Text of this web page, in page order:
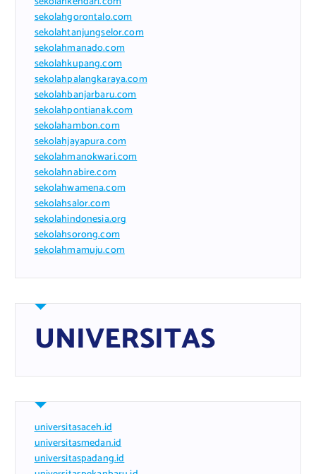
sekolahgorontalo.com
sekolahtanjungselor.com
sekolahmanado.com
sekolahkupang.com
sekolahpalangkaraya.com
sekolahbanjarbaru.com
sekolahpontianak.com
sekolahambon.com
sekolahjayapura.com
sekolahmanokwari.com
sekolahnabire.com
sekolahwamena.com
sekolahsalor.com
sekolahindonesia.org
sekolahsorong.com
sekolahmamuju.com
UNIVERSITAS
universitasaceh.id
universitasmedan.id
universitaspadang.id